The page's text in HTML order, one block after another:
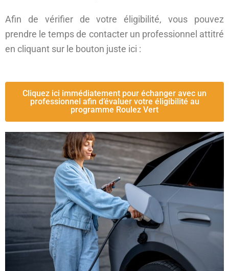
Afin de vérifier de votre éligibilité, vous pouvez
prendre le temps de contacter un professionnel attitré
en cliquant sur le bouton juste ici :
Cliquez ici immédiatement pour échanger avec un
professionnel afin d’évaluer votre éligibilité au
programme Roulez Vert